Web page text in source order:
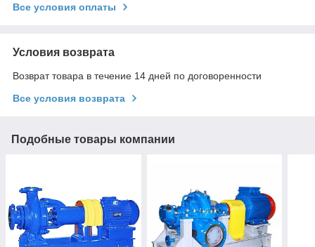
Все условия оплаты
Условия возврата
Возврат товара в течение 14 дней по договоренности
Все условия возврата
Подобные товары компании